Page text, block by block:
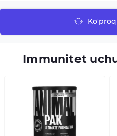
Immunitet